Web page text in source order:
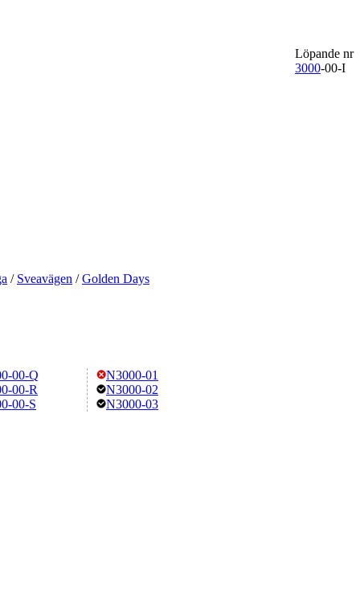
Löpande nr
3000-00-I
/ Sveavägen /Golden Days
00-Q
00-R
00-S
N3000-01
N3000-02
N3000-03